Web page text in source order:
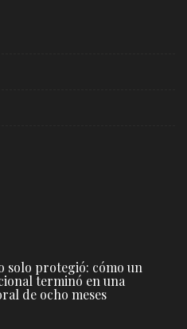
solo protegió: cómo un
terminó en una
de ocho meses